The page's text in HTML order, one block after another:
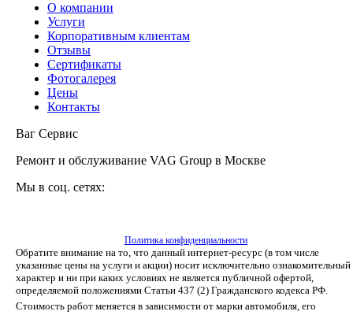
О компании
Услуги
Корпоративным клиентам
Отзывы
Сертификаты
Фотогалерея
Цены
Контакты
Ваг Сервис
Ремонт и обслуживание VAG Group в Москве
Мы в соц. сетях:
Политика конфиденциальности
Обратите внимание на то, что данный интернет-ресурс (в том числе
указанные цены на услуги и акции) носит исключительно ознакомительный
характер и ни при каких условиях не является публичной офертой,
определяемой положениями Статьи 437 (2) Гражданского кодекса РФ.
Стоимость работ меняется в зависимости от марки автомобиля, его